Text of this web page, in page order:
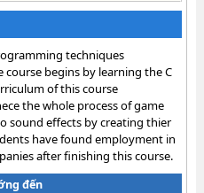
techniques
course begins by learning the C
of this course
the whole process of game
sound effects by creating thier
have found employment in
after finishing this course.
đến